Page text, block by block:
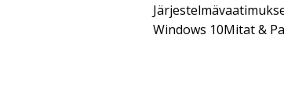
Windows 10Mitat &